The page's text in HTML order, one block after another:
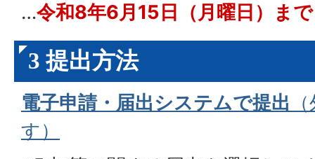
…令和8年6月15日（月曜日）まで
3 提出方法
電子申請・届出システムで提出
す）